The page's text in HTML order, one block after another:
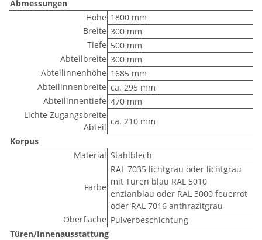
Abmessungen
Höhe 1800 mm
Breite 300 mm
Tiefe 500 mm
Abteilbreite 300 mm
Abteilinnenhöhe 1685 mm
Abteilinnenbreite ca. 295 mm
Abteilinnentiefe 470 mm
Lichte Zugangsbreite
Abteil
ca. 210 mm
Korpus
Material Stahlblech
Farbe
RAL 7035 lichtgrau oder lichtgrau
mit Türen blau RAL 5010
enzianblau oder RAL 3000 feuerrot
oder RAL 7016 anthrazitgrau
Oberfläche Pulverbeschichtung
Türen/Innenausstattung